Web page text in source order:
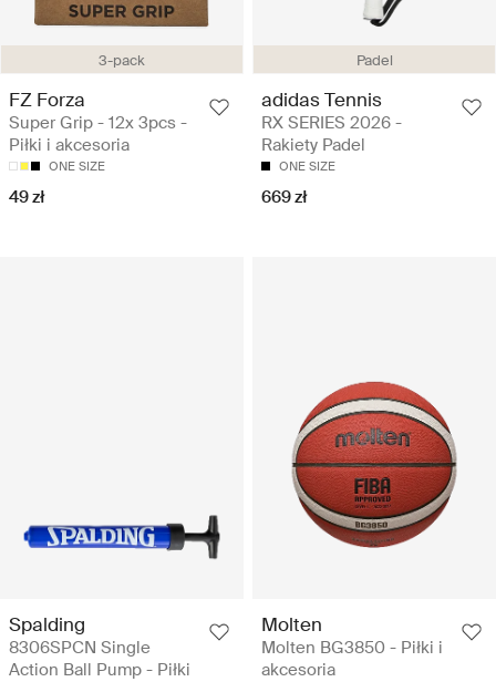
3-pack
FZ Forza
Super Grip - 12x 3pcs -
Piłki i akcesoria
ONE SIZE
49 zł
Padel
adidas Tennis
RX SERIES 2026 -
Rakiety Padel
ONE SIZE
669 zł
Spalding
8306SPCN Single
Action Ball Pump - Piłki
Molten
Molten BG3850 - Piłki i
akcesoria